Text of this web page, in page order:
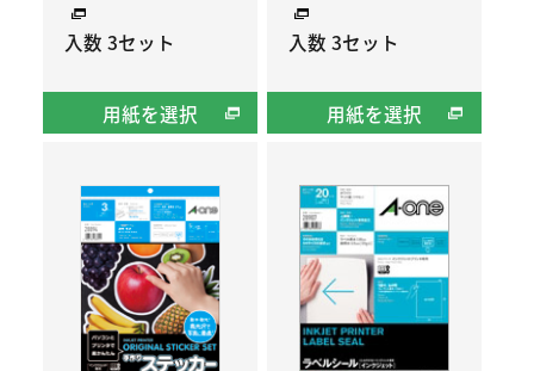
入数 3セット
用紙を選択
入数 3セット
用紙を選択